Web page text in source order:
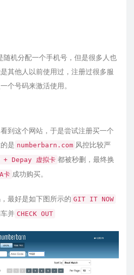
随机分配一个手机号，但是很多人也
其他人以前使用过，注册过很多服
个号码来激活使用。
到这个网站，于是尝试注册买一个
是 numberbarn.com 风控比较严
Depay 虚拟卡 都被秒删，最终换
卡 成功购买。
最好是如下图所示的 GIT IT NOW
并 CHECK OUT